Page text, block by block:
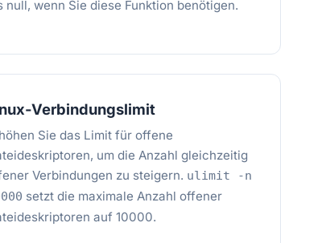
null, wenn Sie diese Funktion benötigen.
Verbindungslimit
Sie das Limit für offene
um die Anzahl gleichzeitig
Verbindungen zu steigern. ulimit -n
setzt die maximale Anzahl offener
auf 10000.